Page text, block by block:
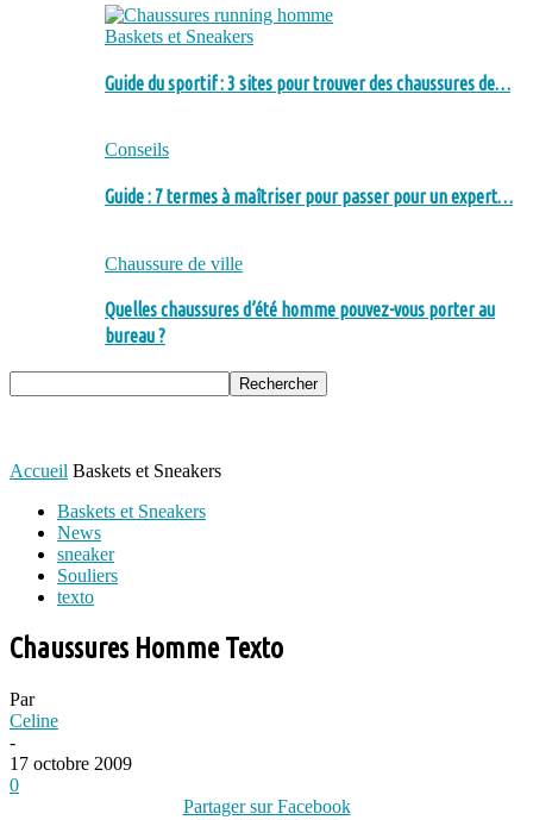
Baskets et Sneakers
Guide du sportif : 3 sites pour trouver des chaussures de…
Conseils
Guide : 7 termes à maîtriser pour passer pour un expert…
Chaussure de ville
Quelles chaussures d’été homme pouvez-vous porter au
bureau ?
Accueil Baskets et Sneakers
Baskets et Sneakers
News
sneaker
Souliers
texto
Chaussures Homme Texto
Par
Celine
-
17 octobre 2009
0
Partager sur Facebook